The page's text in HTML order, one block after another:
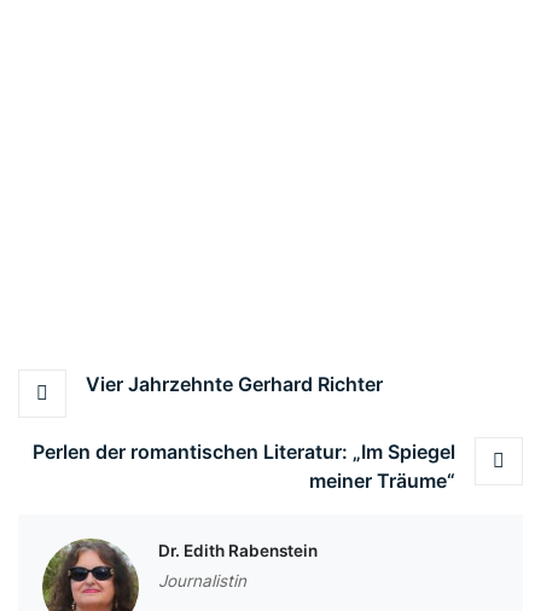
Beitragsnavigation
Vier Jahrzehnte Gerhard Richter
Perlen der romantischen Literatur: „Im Spiegel
meiner Träume“
Dr. Edith Rabenstein
Journalistin